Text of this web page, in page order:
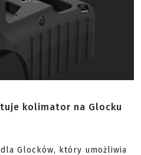
kolimator na Glocku
Glocków, który umożliwia